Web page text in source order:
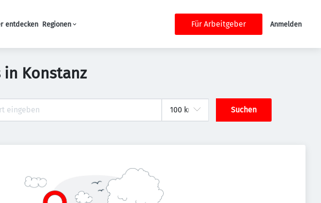
entdecken Regionen Für Arbeitgeber Anmelden
in Konstanz
Suchen